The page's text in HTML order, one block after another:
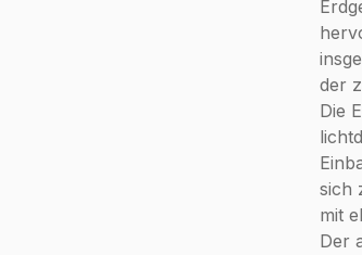
der
Die
sich
mit
Der